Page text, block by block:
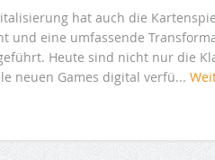
hat auch die
und eine umfassende
Heute sind nicht nur die
neuen Games digital verfü...